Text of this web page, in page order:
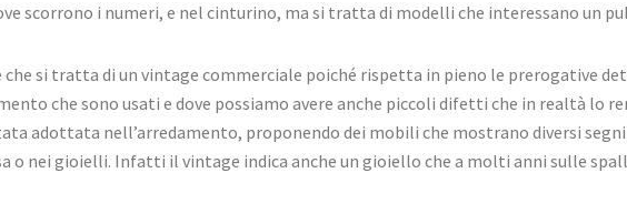
scorrono i numeri, e nel cinturino, ma si tratta di modelli che interessano un
che si tratta di un vintage commerciale poiché rispetta in pieno le prerogative
che sono usati e dove possiamo avere anche piccoli difetti che in realtà lo
adottata nell’arredamento, proponendo dei mobili che mostrano diversi
o nei gioielli. Infatti il vintage indica anche un gioiello che a molti anni sulle